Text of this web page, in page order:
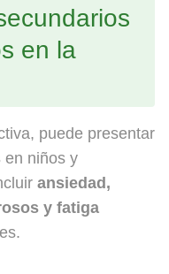
en la
puede presentar
en niños y
ansiedad,
y fatiga